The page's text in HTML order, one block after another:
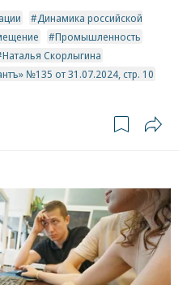
Динамика российской
Промышленность
Наталья Скорлыгина
№135 от 31.07.2024, стр. 10